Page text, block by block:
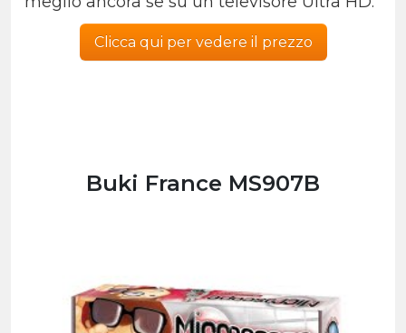
Clicca qui per vedere il prezzo
Buki France MS907B